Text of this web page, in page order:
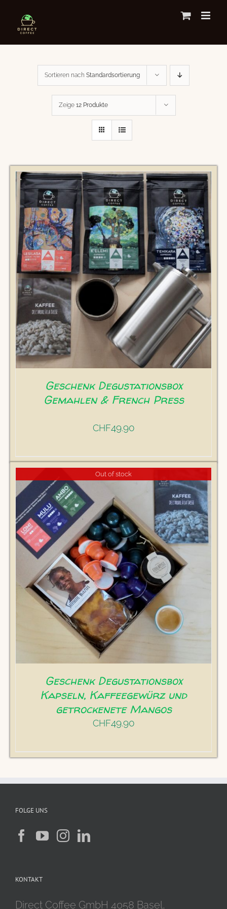
Inhalt
springen
Sortieren nach Standardsortierung
Zeige 12 Produkte
Geschenk Degustationsbox
Gemahlen & French Press
CHF49.90
Out of stock
Geschenk Degustationsbox
Kapseln, Kaffeegewürz und
getrockenete Mangos
CHF49.90
FOLGE UNS
KONTAKT
Direct Coffee GmbH 4058 Basel,